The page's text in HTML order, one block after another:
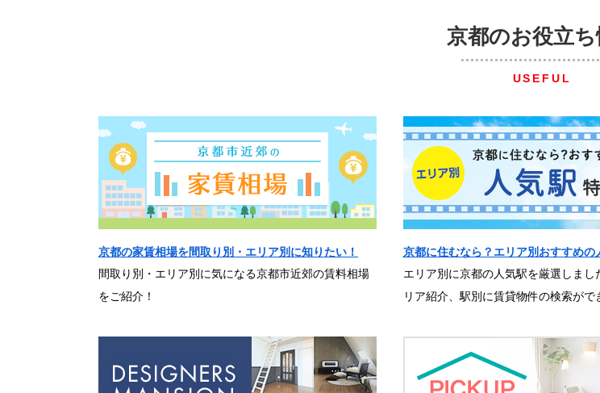
京都のお役立
USEFUL
京都の家賃相場を間取り別・エリア別に知りたい！
間取り別・エリア別に気になる京都市近郊の賃料相場
をご紹介！
京都に住むなら？エリア別おすすめの
エリア別に京都の人気駅を厳選しまし
リア紹介、駅別に賃貸物件の検索がで